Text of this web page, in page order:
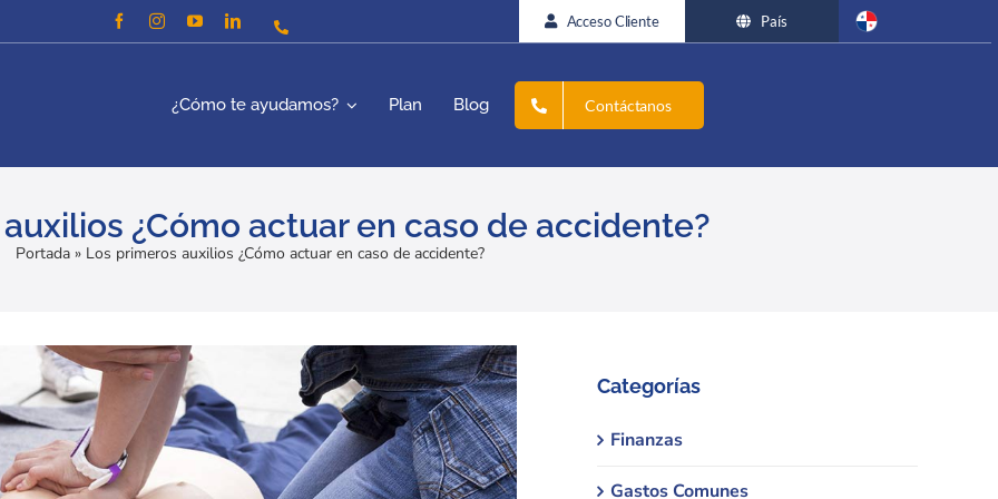
Acceso Cliente País
¿Cómo te ayudamos? Plan Blog Contáctanos
¿Cómo actuar en caso de accidente?
Portada» Los primeros auxilios ¿Cómo actuar en caso de accidente?
Categorías
Finanzas
Gastos Comunes